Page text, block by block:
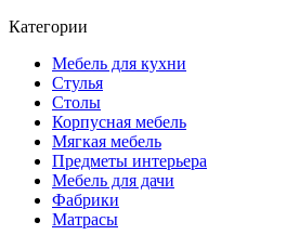
Категории
Мебель для кухни
Стулья
Столы
Корпусная мебель
Мягкая мебель
Предметы интерьера
Мебель для дачи
Фабрики
Матраcы